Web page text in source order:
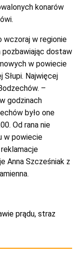
konarów
wczoraj w regionie
pozbawiając dostaw
w powiecie
Najwięcej
–
godzinach
było one
Od rana nie
w powiecie
Anna Szcześniak z
prądu, straz